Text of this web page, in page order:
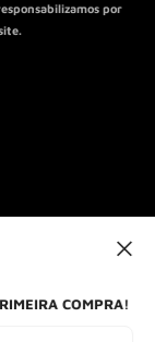
COMPRA!
por